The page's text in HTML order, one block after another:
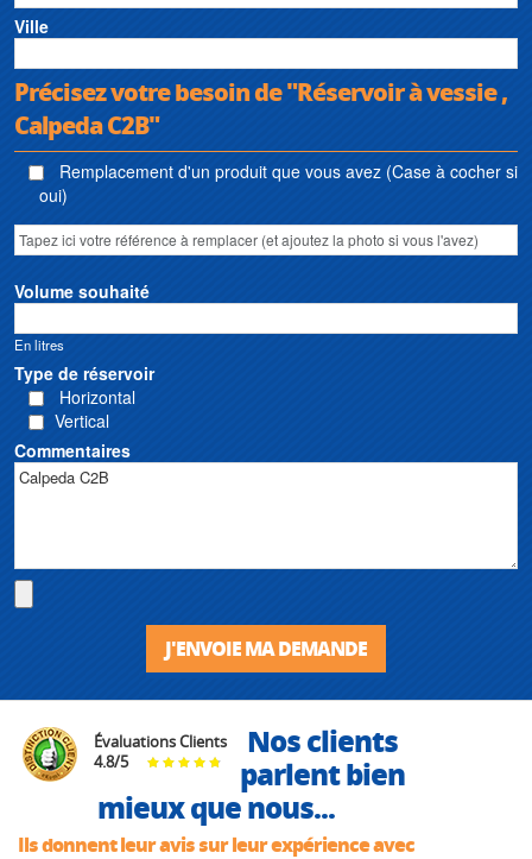
Ville
Précisez votre besoin de "Réservoir à vessie ,
Calpeda C2B"
Remplacement d'un produit que vous avez (Case à cocher si
oui)
Volume souhaité
En litres
Type de réservoir
Horizontal
Vertical
Commentaires
J'ENVOIE MA DEMANDE
Évaluations Clients
4.8/5
Nos clients
parlent bien
mieux que nous...
Ils donnent leur avis sur leur expérience avec